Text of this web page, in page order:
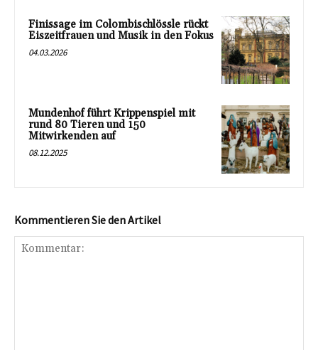
Finissage im Colombischlössle rückt
Eiszeitfrauen und Musik in den Fokus
04.03.2026
Mundenhof führt Krippenspiel mit
rund 80 Tieren und 150
Mitwirkenden auf
08.12.2025
Kommentieren Sie den Artikel